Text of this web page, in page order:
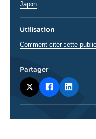
analyses
Régions
Japon
Utilisation
Comment citer cette
Partager